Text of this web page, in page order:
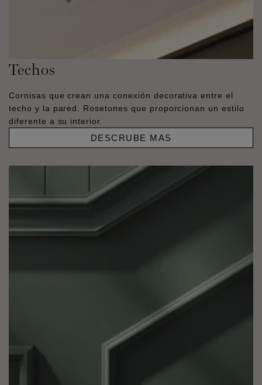
Techos
Cornisas que crean una conexión decorativa entre el
techo y la pared. Rosetones que proporcionan un estilo
diferente a su interior.
DESCRUBE MAS